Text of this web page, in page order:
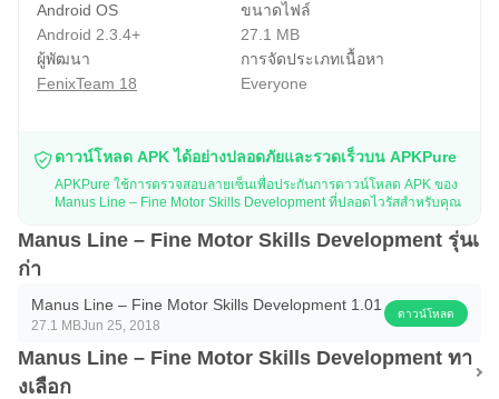
Android OS
Android 2.3.4+
ขนาดไฟล์
27.1 MB
ผู้พัฒนา
FenixTeam 18
การจัดประเภทเนื้อหา
Everyone
ดาวน์โหลด APK ได้อย่างปลอดภัยและรวดเร็วบน APKPure
APKPure ใช้การตรวจสอบลายเซ็นเพื่อประกันการดาวน์โหลด APK ของ
Manus Line – Fine Motor Skills Development ที่ปลอดไวรัสสำหรับคุณ
Manus Line – Fine Motor Skills Development รุ่นเ
ก่า
Manus Line – Fine Motor Skills Development 1.01
27.1 MBJun 25, 2018
ดาวน์โหลด
Manus Line – Fine Motor Skills Development ทา
งเลือก